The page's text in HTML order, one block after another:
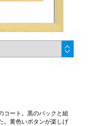
コート。黒のバックと組
。黄色いボタンが楽しげ